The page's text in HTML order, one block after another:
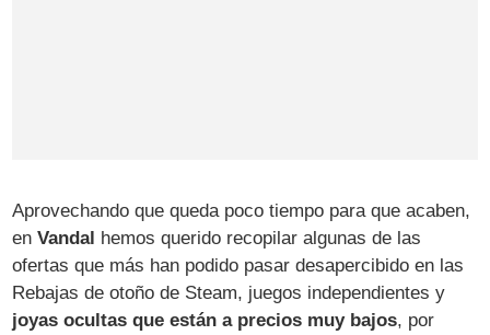
Aprovechando que queda poco tiempo para que acaben,
enVandal hemos querido recopilar algunas de las
ofertas que más han podido pasar desapercibido en las
Rebajas de otoño de Steam, juegos independientes y
joyas ocultas que están a precios muy bajos, por